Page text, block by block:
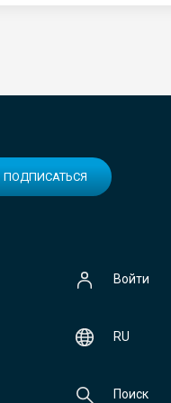
ПОДПИСАТЬСЯ
Войти
RU
Поиск